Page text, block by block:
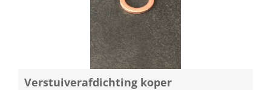
Verstuiverafdichting koper